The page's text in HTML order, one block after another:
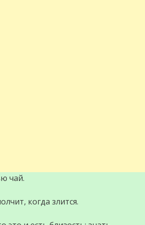
чай.
когда злится.